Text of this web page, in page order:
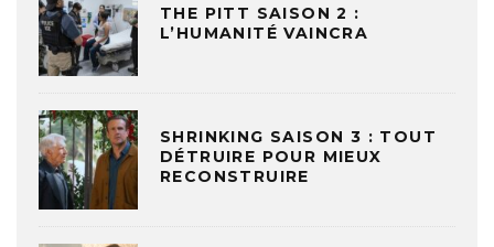
THE PITT SAISON 2 :
L’HUMANITÉ VAINCRA
SHRINKING SAISON 3 : TOUT
DÉTRUIRE POUR MIEUX
RECONSTRUIRE